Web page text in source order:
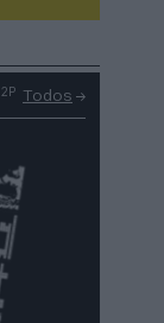
2P Todos